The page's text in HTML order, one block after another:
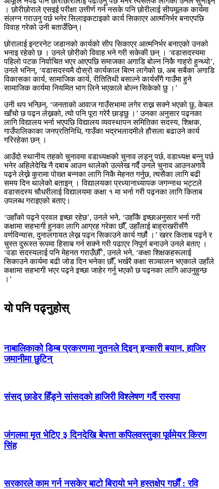
। छोरीछोराले एसइई परीक्षा उत्तीर्ण गर्न नसके पनि छोरीलाई सीपमूलक कार्यमा
संलग्न गराउनु पर्छ भनेर सिलाइकटाइको कार्य सिकाएर आत्मनिर्भर बनाएपछि
विवाह गरेको उनी बताउँछिन्।
छोरालाई इन्टरनेट जडानको कार्यको सीप सिकाएर आत्मनिर्भर बनाएको उनको
भनाइ रहेको छ । उनले छोरीको विवाह भने गरी सकेकी छन् । ‘वडासदस्यमा
पहिलो पटक निर्वाचित भएर आएपछि समाजका अगाडि बोल्न निकै गाह्रो हुन्थ्यो’,
उनले भनिन्, ‘वडासदस्यमै दोस्रो कार्यकाल बित्न लागेको छ, अब सबैका अगाडि
विकासका कार्य, सामाजिक कार्य, रीतितिथी बसाल्ने कार्यसँगै गाउँमा हुने
सामाजिक कार्यमा नियमित भाग लिने भएकाले बोल्न सिकेको छु ।’
उनी थप भन्छिन्, ‘जनताको आवाज गाउँसभामा लगेर राख्न सक्ने भएको छु, केबल
खाँचो छ पढ्न लेख्नको, त्यो पनि पूरा गरेरै छाड्छु ।’ उनका अनुसार पढ्नका
लागि विद्यालय भर्ना भएपछि विद्यालय व्यवस्थापन समितिका सदस्य, शिक्षक,
गाउँपालिकाका जनप्रतिनिधि, गाउँका भद्रभलादमीले हौसला बढाउने कार्य
गरिरहेका छन् ।
आउँदो स्थानीय तहको चुनावमा वडाध्यक्षको चुनाव लड्नु पर्छ, वडाध्यक्ष बन्नु पर्छ
भनेर अहिलेदेखि नै दबाब आउन थालेको उल्लेख गर्दै उनले चुनाव आउनअगावै
पढ्ने लेख्ने कुरामा पोख्त बन्नका लागि निकै मेहनत गर्नुछ, त्यसैका लागि बढी
समय दिन थालेको बताइन् । विद्यालयका प्रध्यानाध्यापक जगन्नाथ भट्टले
वडासदस्य चौधरीलाई विद्यालयमा कक्षा १ मा भर्ना गरी पढ्नका लागि किताब
उपलब्ध गराइएको बताए।
‘उहाँको पढ्ने प्रवल इच्छा रहेछ’, उनले भने, ‘उहाँकै इच्छाअनुसार भर्ना गरी
कक्षामा सहभागी हुनका लागि आग्रह गरेका छौँ, उहाँलाई बाह्राखरीसँगै
वर्णविन्यास, दुनालगायत लेख्न पढ्न सिकाउने कार्य गर्छौ ।’ खरर किताब पढ्ने र
चुस्त दुरूस्त रूपमा हिसाब गर्न सक्ने गरी पढाएर निपूर्ण बनाउने उनले बताए ।
‘वडा सदस्यलाई पनि मेहनत गराउँछौँ’, उनले भने, ‘कक्षा शिक्षकहरूलाई
सिकाउने कार्यमा बढी जोड दिन भनेका छौँ, भर्खरै कक्षा सञ्चालन भएकाले उहाँले
कक्षामा सहभागी भएर पढ्ने इच्छा जाहेर गर्नु भएको छ पढ्नका लागि आउनुहुन्छ
।’
यो पनि पढ्नुहोस्
नाबालिकाको डिम्ब प्रकरणमा नुतनले दिइन् इन्कारी बयान, हाजिर
जमानीमा छुटिन्
संसद् छाडेर हिँड्ने सांसदको हाजिरी विश्लेषण गर्दै रास्वपा
जंगलमा मृत भेटिए ३ दिनदेखि बेपत्ता कपिलवस्तुका पूर्वमेयर किरण
सिंह
सरकारले काम गर्न नसकेर बाटो बिरायो भने हस्तक्षेप गर्छौं : रवि